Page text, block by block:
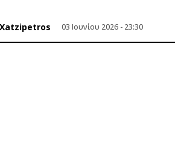
03 Ιουνίου 2026 - 23:30